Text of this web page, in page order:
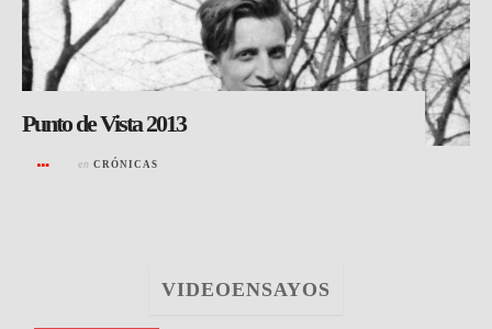
Punto de Vista 2013
en CRÓNICAS
VIDEOENSAYOS